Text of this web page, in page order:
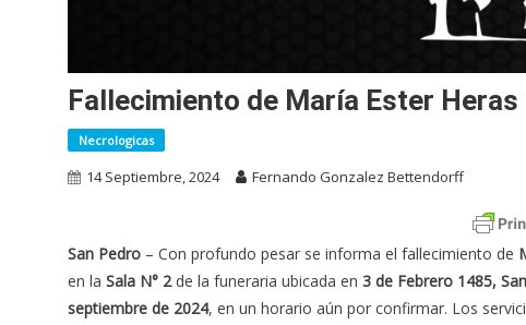
Fallecimiento de María Ester Heras
Necrologicas
14 Septiembre, 2024 Fernando Gonzalez Bettendorff
San Pedro – Con profundo pesar se informa el fallecimiento de
en la Sala N° 2de la funeraria ubicada en 3 de Febrero 1485,
septiembre de 2024, en un horario aún por confirmar. Los